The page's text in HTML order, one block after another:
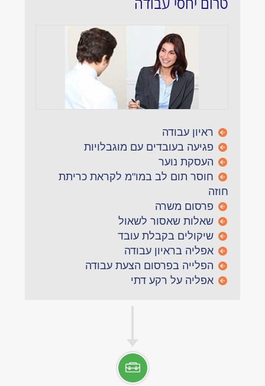
ראיון עבודה
פגיעה בעובדים עם מוגבלויות
העסקת נוער
חוסר תום לב במו"מ לקראת כריתת
חוזה
פרסום משרה
שאלות שאסור לשאול
שיקולים בקבלת עובד
אפליה בראיון עבודה
הפלייה בפרסום הצעת עבודה
אפליה על רקע דתי